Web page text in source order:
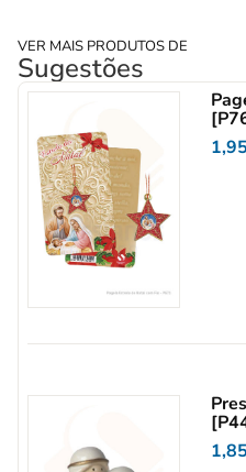
VER MAIS PRODUTOS DE
Sugestões